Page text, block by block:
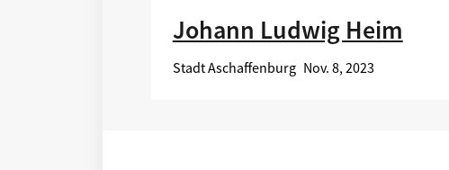
Johann Ludwig Heim
Stadt Aschaffenburg Nov. 8, 2023